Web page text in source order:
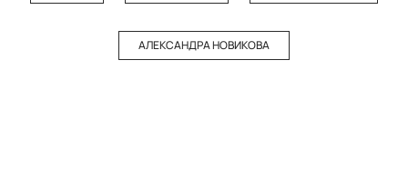
АЛЕКСАНДРА НОВИКОВА